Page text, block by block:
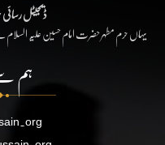
ڈیجیٹل
یہاں حرم مطہر حضرت امام حسین علیہ
ہم